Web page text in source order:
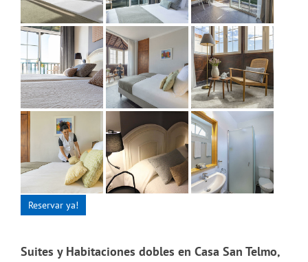
Reservar ya!
Suites y Habitaciones dobles en Casa San Telmo,